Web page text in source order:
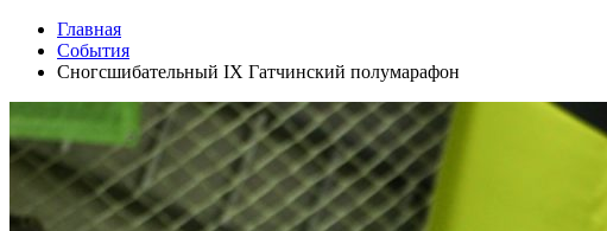
Главная
События
Сногсшибательный IX Гатчинский полумарафон